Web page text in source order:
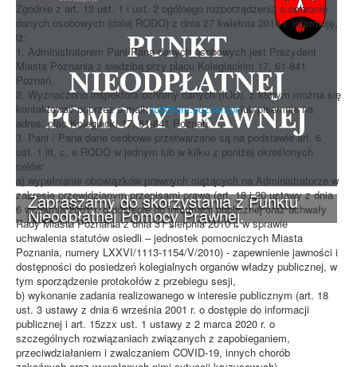
Zapraszamy do skorzystania z Punktu
Nieodpłatnej Pomocy Prawnej.
Zgodnie z art. 13 ust. 1 i ust. 2 ogólnego rozporządzenia o ochronie
danych osobowych (dalej RODO) z dnia 27 kwietnia 2016 r. informuję,
iż:
1. Administratorem Pani/Pana danych osobowych jest Prezydent
Miasta Poznania z siedzibą przy placu Kolegiackim 17, 61-841
Poznań.
2. Wyznaczono inspektora ochrony danych (IOD), z którym można się
kontaktować poprzez e-mail:iod@um.poznan.pllub pisemnie na
adres: plac Kolegiacki 17, 61-841 Poznań.
3. Pani / Pana dane osobowe przetwarzane są na podstawie art. 6
ust. 1 lit, c, e RODO w jednym lub w kilku z poniżej określonych
celów:
a) wypełnianie obowiązków prawnych ciążących na Administratorze w
zakresie przewidzianym przepisami prawa (art. 18 i 20 ustawy z dnia
6 września 2001 r. o dostępie do informacji publicznej oraz uchwały
Rady Miasta Poznania z dnia 31 sierpnia 2010 r. w sprawie
uchwalenia statutów osiedli – jednostek pomocniczych Miasta
Poznania, numery LXXVI/1113-1154/V/2010) - zapewnienie jawności i
dostępności do posiedzeń kolegialnych organów władzy publicznej, w
tym sporządzenie protokołów z przebiegu sesji,
b) wykonanie zadania realizowanego w interesie publicznym (art. 18
ust. 3 ustawy z dnia 6 września 2001 r. o dostępie do informacji
publicznej i art. 15zzx ust. 1 ustawy z 2 marca 2020 r. o
szczególnych rozwiązaniach związanych z zapobieganiem,
przeciwdziałaniem i zwalczaniem COVID-19, innych chorób